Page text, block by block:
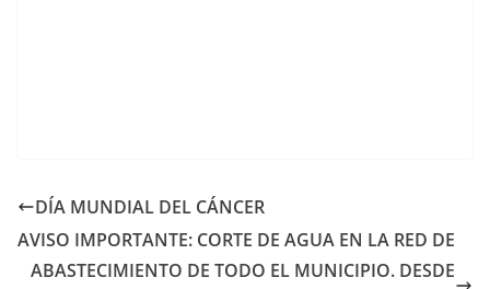
DÍA MUNDIAL DEL CÁNCER
AVISO IMPORTANTE: CORTE DE AGUA EN LA RED DE
ABASTECIMIENTO DE TODO EL MUNICIPIO. DESDE